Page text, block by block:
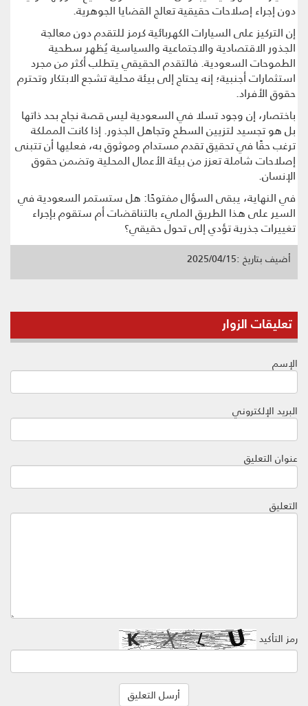
دون إجراء إصلاحات حقيقية تعالج القضايا الجوهرية.
إن التركيز على السيارات الكهربائية كرمز للتقدم دون معالجة
الجذور الاقتصادية والاجتماعية والسياسية يُظهر سطحية
الطموحات السعودية. فالتقدم الحقيقي يتطلب أكثر من مجرد
استثمارات أجنبية؛ إنه يحتاج إلى بيئة محلية تشجع الابتكار وتحترم
حقوق الأفراد.
باختصار، إن وجود تسلا في السعودية ليس قصة نجاح بحد ذاتها
بل هو تجسيد لتزيين السطح وتجاهل الجذور. إذا كانت المملكة
ترغب حقًا في تحقيق تقدم مستدام وموثوق به، فعليها أن تتبنى
إصلاحات شاملة تعزز من بيئة الأعمال المحلية وتضمن حقوق
الإنسان.
في النهاية، يبقى السؤال مفتوحًا: هل ستستمر السعودية في
السير على هذا الطريق المليء بالتناقضات أم ستقوم بإجراء
تغييرات جذرية تؤدي إلى تحول حقيقي؟
أضيف بتاريخ :2025/04/15
تعليقات الزوار
الإسم
البريد الإلكتروني
عنوان التعليق
التعليق
رمز التأكيد